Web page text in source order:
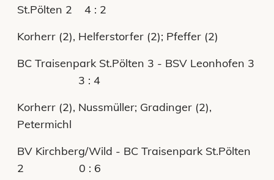
St.Pölten 2 4 : 2
Korherr (2), Helferstorfer (2); Pfeffer (2)
BC Traisenpark St.Pölten 3 - BSV Leonhofen 3
3 : 4
Korherr (2), Nussmüller; Gradinger (2),
Petermichl
BV Kirchberg/Wild - BC Traisenpark St.Pölten
2 0 : 6